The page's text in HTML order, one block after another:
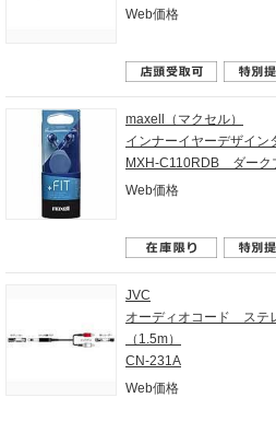
Web価格
maxell（マクセル）
インナーイヤーデザイン
MXH-C110RDB ダーク
Web価格
JVC
オーディオコード ステ
（1.5m）
CN-231A
Web価格